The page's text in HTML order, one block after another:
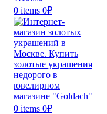
0 items 0₽
0 items 0₽